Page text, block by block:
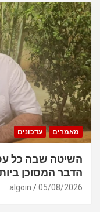
מאמרים עדכונים
השיטה שבה כל
הדבר המסוכן
05/08/2026
algoin